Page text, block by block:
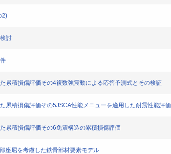
2)
討
累積損傷評価その4複数強震動による応答予測式とその検証
累積損傷評価その5JSCA性能メニューを適用した耐震性能評価
累積損傷評価その6免震構造の累積損傷評価
座屈を考慮した鉄骨部材要素モデル